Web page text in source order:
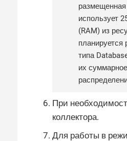
размещенная
использует
(RAM) из
планируется
типа
их
При
коллектора.
Для работы в